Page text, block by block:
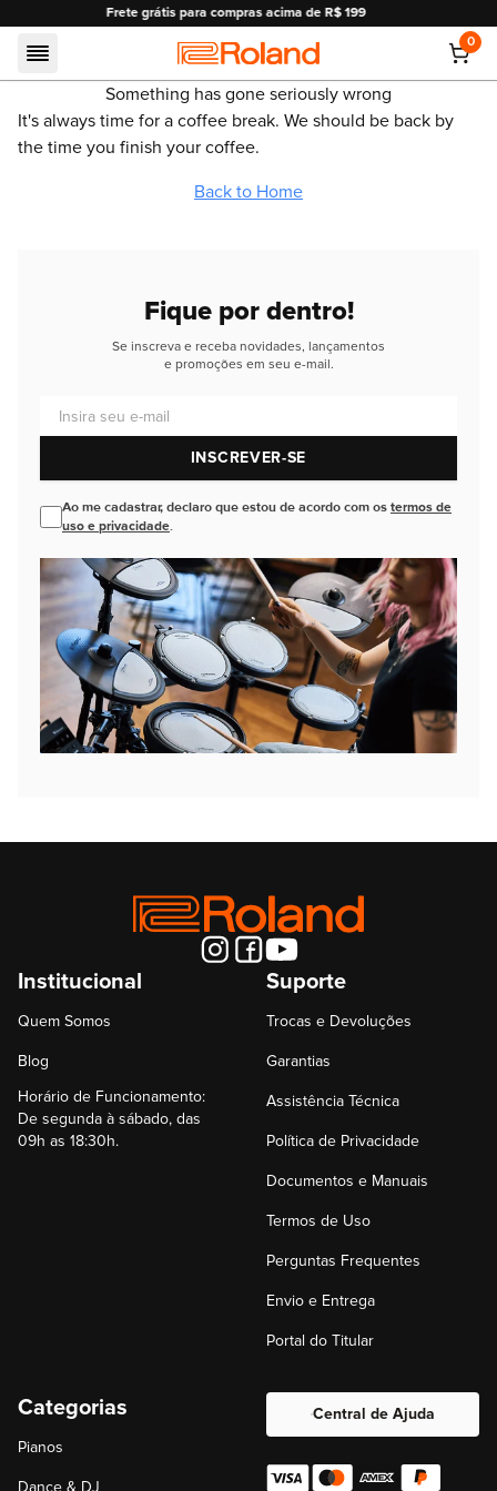
acima de R$ 199 10% OFF em pagamentos
Roland
0
Something has gone seriously wrong
It's always time for a coffee break. We should be back by
the time you finish your coffee.
Back to Home
Fique por dentro!
Se inscreva e receba novidades, lançamentos
e promoções em seu e-mail.
INSCREVER-SE
Ao me cadastrar, declaro que estou de acordo com os termos de
uso e privacidade.
Institucional
Quem Somos
Blog
Horário de Funcionamento:
De segunda à sábado, das
09h as 18:30h.
Suporte
Trocas e Devoluções
Garantias
Assistência Técnica
Política de Privacidade
Documentos e Manuais
Termos de Uso
Perguntas Frequentes
Envio e Entrega
Portal do Titular
Categorias
Pianos
Central de Ajuda